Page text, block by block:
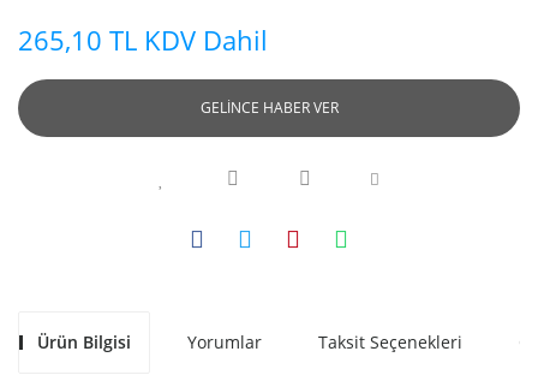
265,10 TL KDV Dahil
GELİNCE HABER VER
Ürün Bilgisi Yorumlar Taksit Seçenekleri